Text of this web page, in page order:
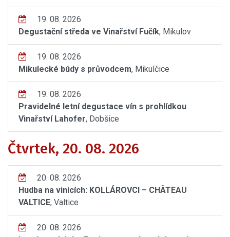
19. 08. 2026
Degustační středa ve Vinařství Fučík, Mikulov
19. 08. 2026
Mikulecké búdy s průvodcem, Mikulčice
19. 08. 2026
Pravidelné letní degustace vín s prohlídkou
Vinařství Lahofer, Dobšice
Čtvrtek, 20. 08. 2026
20. 08. 2026
Hudba na vinicích: KOLLÁROVCI – CHÂTEAU
VALTICE, Valtice
20. 08. 2026